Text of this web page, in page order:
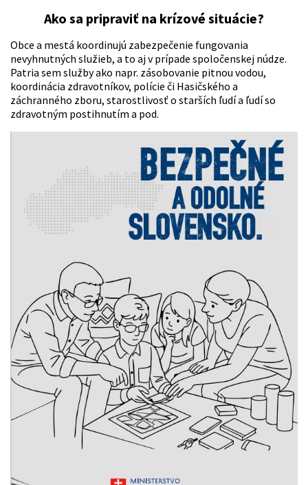
Ako sa pripraviť na krízové situácie?
Obce a mestá koordinujú zabezpečenie fungovania
nevyhnutných služieb, a to aj v prípade spoločenskej núdze.
Patria sem služby ako napr. zásobovanie pitnou vodou,
koordinácia zdravotníkov, polície či Hasičského a
záchranného zboru, starostlivosť o starších ľudí a ľudí so
zdravotným postihnutím a pod.